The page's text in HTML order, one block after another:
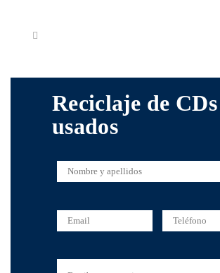
Reciclaje de CDs
usados